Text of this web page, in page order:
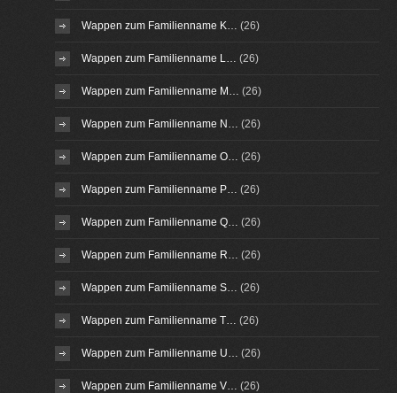
Wappen zum Familienname K… (26)
Wappen zum Familienname L… (26)
Wappen zum Familienname M… (26)
Wappen zum Familienname N… (26)
Wappen zum Familienname O… (26)
Wappen zum Familienname P… (26)
Wappen zum Familienname Q… (26)
Wappen zum Familienname R… (26)
Wappen zum Familienname S… (26)
Wappen zum Familienname T… (26)
Wappen zum Familienname U… (26)
Wappen zum Familienname V… (26)